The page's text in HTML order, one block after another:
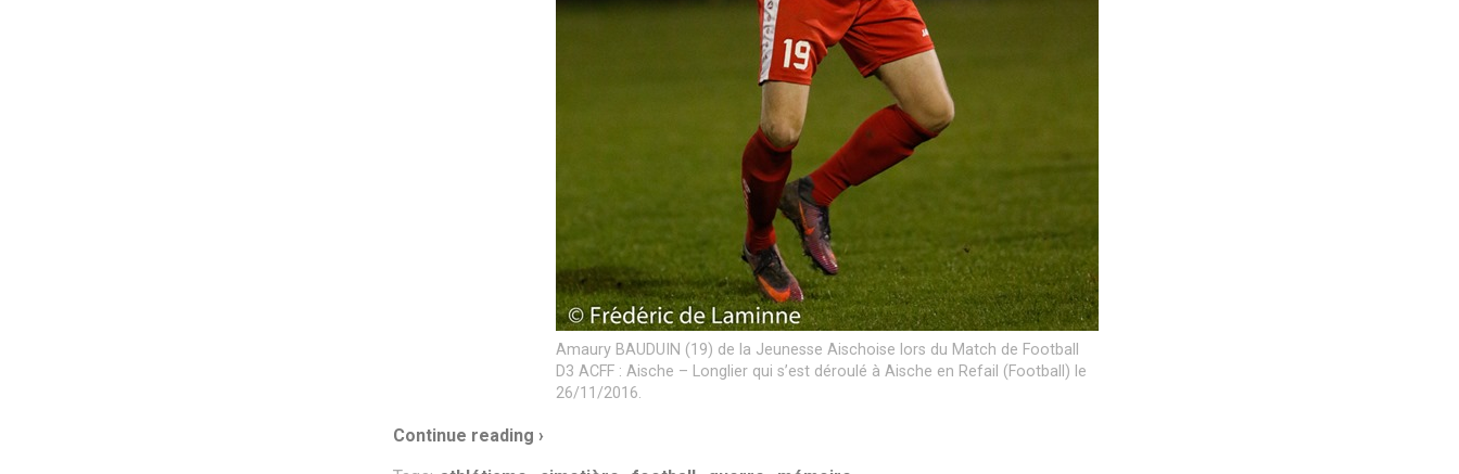
Amaury BAUDUIN (19) de la Jeunesse Aischoise lors du Match de Football
D3 ACFF : Aische – Longlier qui s’est déroulé à Aische en Refail (Football) le
26/11/2016.
Continue reading ›